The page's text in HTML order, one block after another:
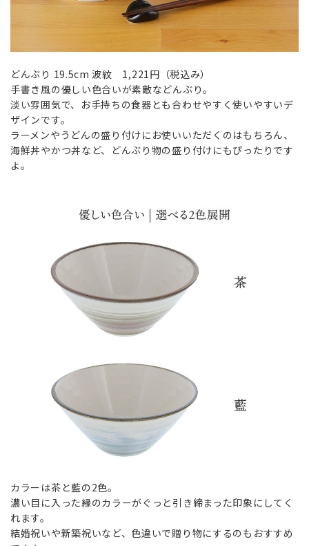
どんぶり 19.5cm 波紋 1,221円（税込み）
手書き風の優しい色合いが素敵などんぶり。
淡い雰囲気で、お手持ちの食器とも合わせやすく使いやすいデ
ザインです。
ラーメンやうどんの盛り付けにお使いいただくのはもちろん、
海鮮丼やかつ丼など、どんぶり物の盛り付けにもぴったりです
よ。
カラーは茶と藍の2色。
濃い目に入った縁のカラーがぐっと引き締まった印象にしてく
れます。
結婚祝いや新築祝いなど、色違いで贈り物にするのもおすすめ